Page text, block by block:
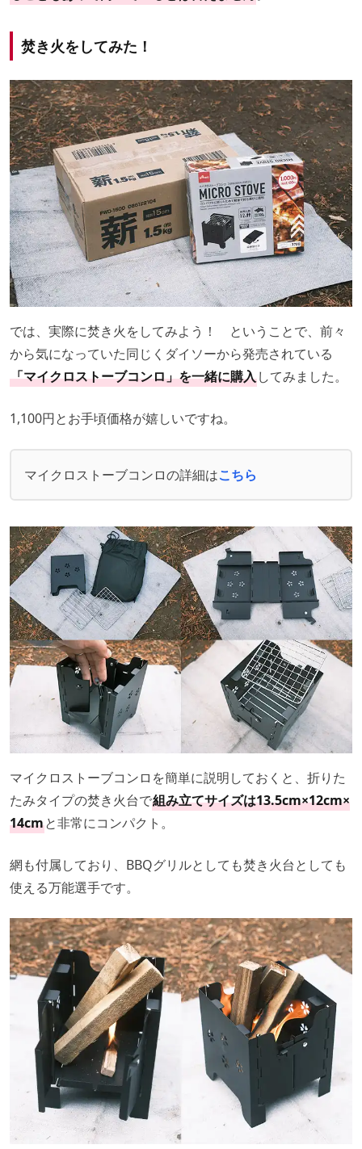
焚き火をしてみた！
では、実際に焚き火をしてみよう！ ということで、前々
から気になっていた同じくダイソーから発売されている
「マイクロストーブコンロ」を一緒に購入してみました。
1,100円とお手頃価格が嬉しいですね。
マイクロストーブコンロの詳細はこちら
マイクロストーブコンロを簡単に説明しておくと、折りた
たみタイプの焚き火台で組み立てサイズは13.5cm×12cm×
14cmと非常にコンパクト。
網も付属しており、BBQグリルとしても焚き火台としても
使える万能選手です。